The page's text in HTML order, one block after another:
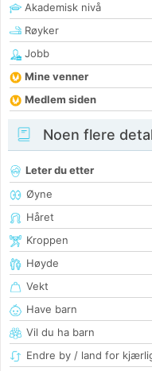
Akademisk nivå
Røyker
Jobb
Mine venner
Medlem siden
Noen flere
Leter du etter
Øyne
Håret
Kroppen
Høyde
Vekt
Have barn
Vil du ha barn
Endre by / land for